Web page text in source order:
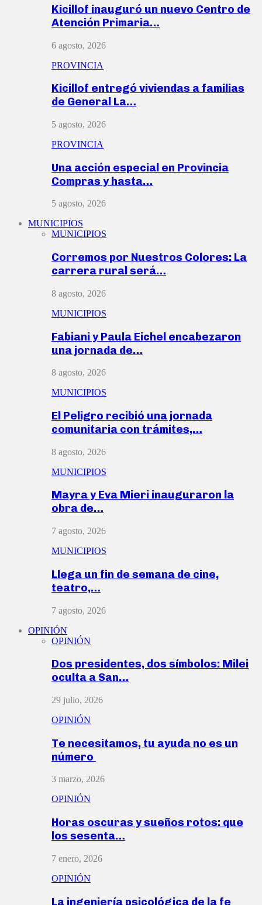
Kicillof inauguró un nuevo Centro de
Atención Primaria…
6 agosto, 2026
PROVINCIA
Kicillof entregó viviendas a familias
de General La…
5 agosto, 2026
PROVINCIA
Una acción especial en Provincia
Compras y hasta…
5 agosto, 2026
MUNICIPIOS
MUNICIPIOS
Corremos por Nuestros Colores: La
carrera rural será…
8 agosto, 2026
MUNICIPIOS
Fabiani y Paula Eichel encabezaron
una jornada de…
8 agosto, 2026
MUNICIPIOS
El Peligro recibió una jornada
comunitaria con trámites,…
8 agosto, 2026
MUNICIPIOS
Mayra y Eva Mieri inauguraron la
obra de…
7 agosto, 2026
MUNICIPIOS
Llega un fin de semana de cine,
teatro,…
7 agosto, 2026
OPINIÓN
OPINIÓN
Dos presidentes, dos símbolos: Milei
oculta a San…
29 julio, 2026
OPINIÓN
Te necesitamos, tu ayuda no es un
número
3 marzo, 2026
OPINIÓN
Horas oscuras y sueños rotos: que
los sesenta…
7 enero, 2026
OPINIÓN
La ingeniería psicológica de la fe